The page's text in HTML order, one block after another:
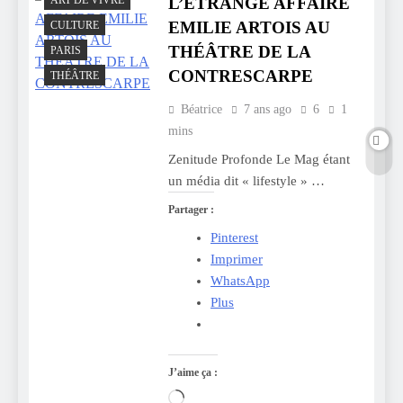
CULTURE
PARIS
THÉÂTRE
EMILIE ARTOIS AU
THÉÂTRE DE LA
CONTRESCARPE
Béatrice 7 ans ago 6
1
mins
Zenitude Profonde Le Mag étant
un média dit « lifestyle » …
Partager :
Pinterest
Imprimer
WhatsApp
Plus
J’aime ça :
Chargement…